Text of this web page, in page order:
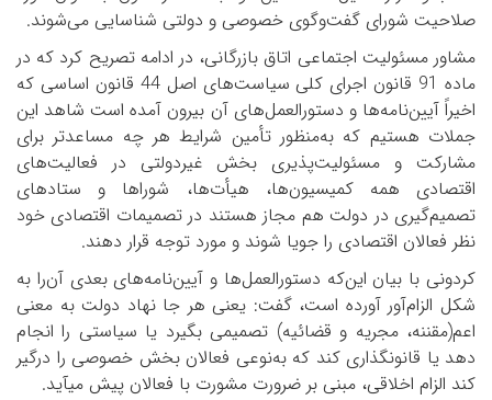
صلاحیت شورای گفت‌وگوی خصوصی و دولتی شناسایی می‌شوند.
مشاور مسئولیت اجتماعی اتاق بازرگانی، در ادامه تصریح کرد که در
ماده 91 قانون اجرای کلی سیاست‌های اصل 44 قانون اساسی که
اخیراً آیین‌نامه‌ها و دستورالعمل‌های آن بیرون آمده است شاهد این
جملات هستیم که به‌منظور تأمین شرایط هر چه مساعدتر برای
مشارکت و مسئولیت‌پذیری بخش غیردولتی در فعالیت‌های
اقتصادی همه کمیسیون‌ها، هیأت‌ها، شوراها و ستادهای
تصمیم‌گیری در دولت هم مجاز هستند در تصمیمات اقتصادی خود
نظر فعالان اقتصادی را جویا شوند و مورد توجه قرار دهند.
کردونی با بیان این‌که دستورالعمل‌ها و آیین‌نامه‌های بعدی آن‌را به
شکل الزام‌آور آورده است، گفت: یعنی هر جا نهاد دولت به معنی
اعم(مقننه، مجریه و قضائیه) تصمیمی بگیرد یا سیاستی را انجام
دهد یا قانونگذاری کند که به‌نوعی فعالان بخش خصوصی را درگیر
کند الزام اخلاقی، مبنی بر ضرورت مشورت با فعالان پیش می­آید.